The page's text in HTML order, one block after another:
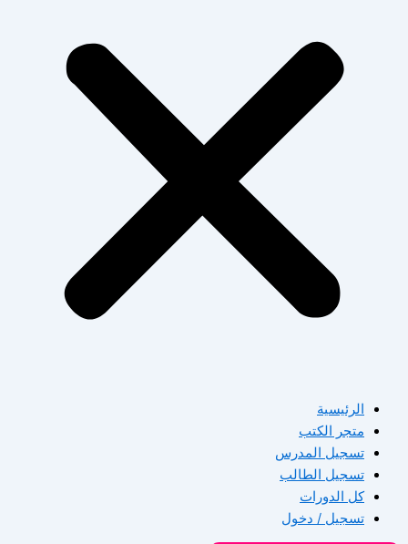
الرئيسية
متجر الكتب
تسجيل المدرس
تسجيل الطالب
كل الدورات
تسجيل / دخول